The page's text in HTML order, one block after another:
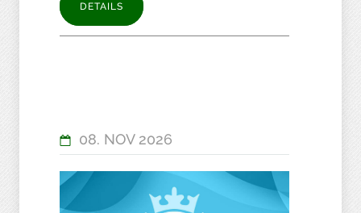
DETAILS
08. NOV 2026